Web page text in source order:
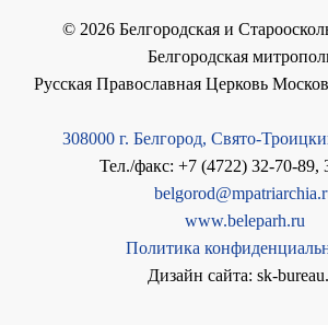
© 2026Белгородская и
Белгородская
Русская Православная Церковь
308000 г. Белгород, Свято-
Тел./факс: +7 (4722) 32-70-89,
www.beleparh.ru
Политика
Дизайн сайта: sk-